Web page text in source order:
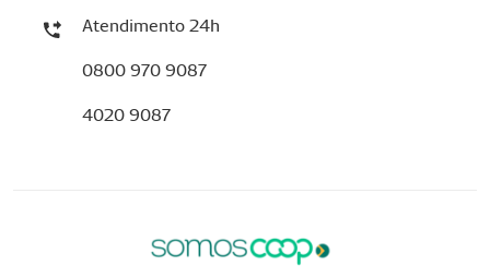
Atendimento 24h
0800 970 9087
4020 9087